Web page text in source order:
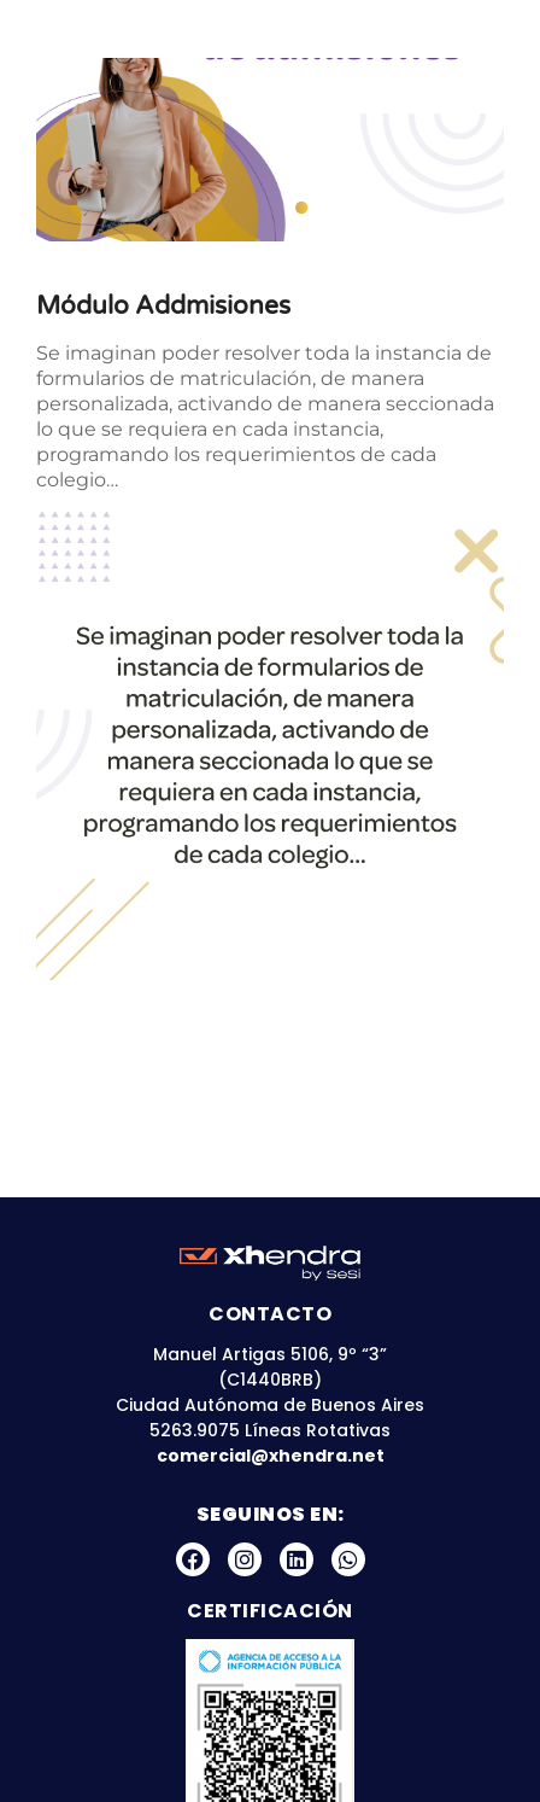
Módulo Addmisiones
Se imaginan poder resolver toda la instancia de
formularios de matriculación, de manera
personalizada, activando de manera seccionada
lo que se requiera en cada instancia,
programando los requerimientos de cada
colegio…
CONTACTO
Manuel Artigas 5106, 9º “3”
(C1440BRB)
Ciudad Autónoma de Buenos Aires
5263.9075 Líneas Rotativas
comercial@xhendra.net
SEGUINOS EN:
CERTIFICACIÓN